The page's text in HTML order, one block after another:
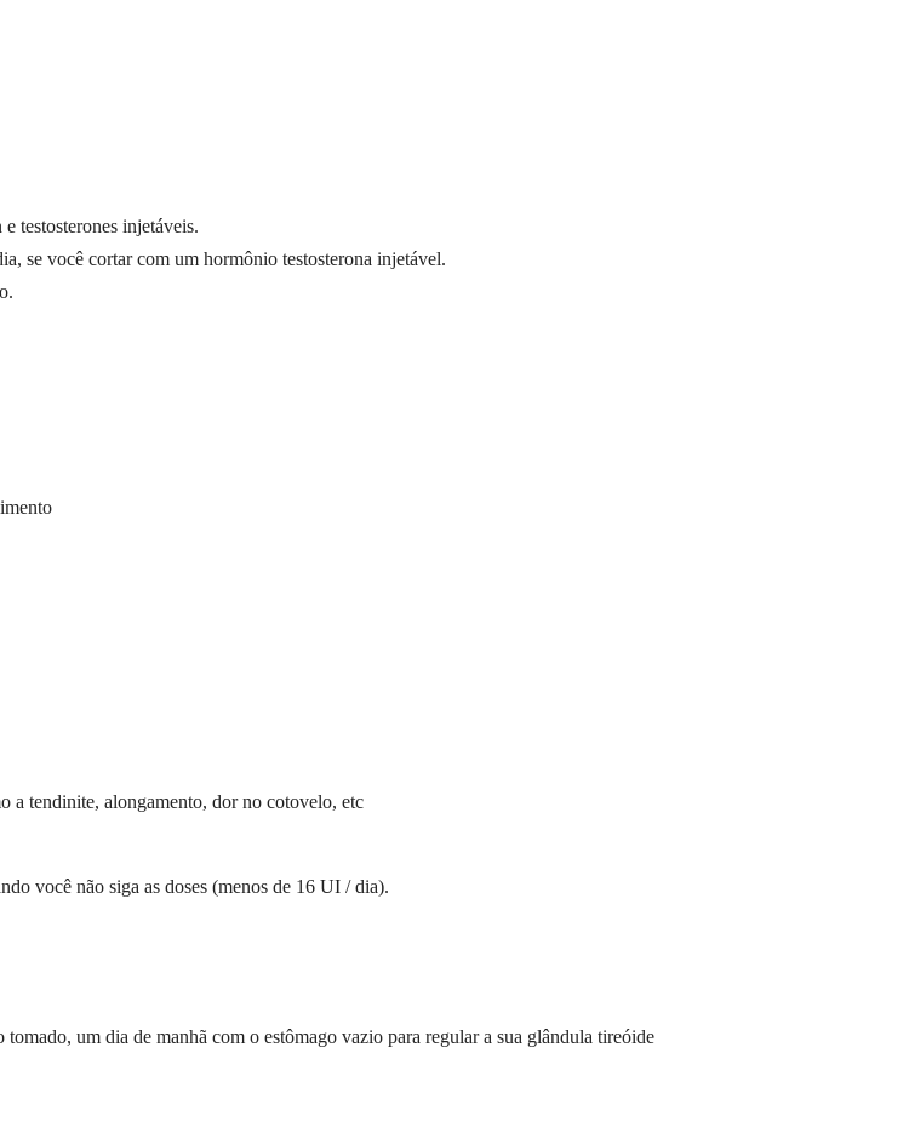
testosterones injetáveis.
se você cortar com um hormônio testosterona injetável.
a tendinite, alongamento, dor no cotovelo, etc
você não siga as doses (menos de 16 UI / dia).
um dia de manhã com o estômago vazio para regular a sua glândula tireóide